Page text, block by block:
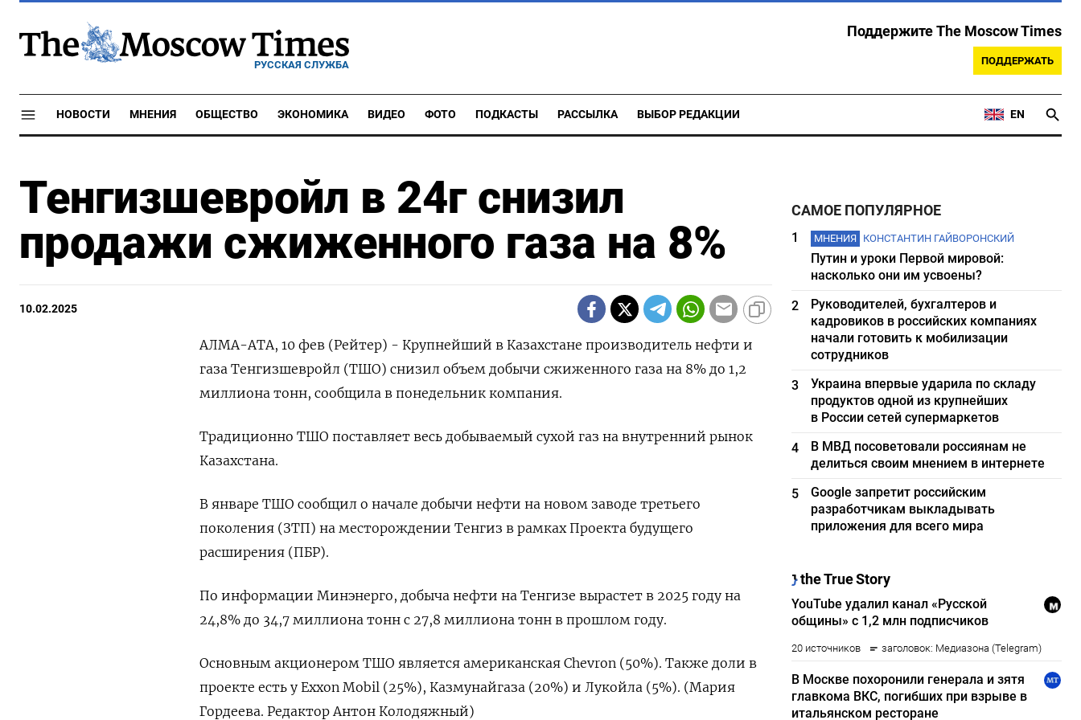
РУССКАЯ СЛУЖБА
Поддержите The Moscow Times
ПОДДЕРЖАТЬ
НОВОСТИ МНЕНИЯ ОБЩЕСТВО ЭКОНОМИКА ВИДЕО ФОТО ПОДКАСТЫ РАССЫЛКА ВЫБОР РЕДАКЦИИ EN
Тенгизшевройл в 24г снизил
продажи сжиженного газа на 8%
10.02.2025
АЛМА-АТА, 10 фев (Рейтер) - Крупнейший в Казахстане производитель нефти и
газа Тенгизшевройл (ТШО) снизил объем добычи сжиженного газа на 8% до 1,2
миллиона тонн, сообщила в понедельник компания.
Традиционно ТШО поставляет весь добываемый сухой газ на внутренний рынок
Казахстана.
В январе ТШО сообщил о начале добычи нефти на новом заводе третьего
поколения (ЗТП) на месторождении Тенгиз в рамках Проекта будущего
расширения (ПБР).
По информации Минэнерго, добыча нефти на Тенгизе вырастет в 2025 году на
24,8% до 34,7 миллиона тонн с 27,8 миллиона тонн в прошлом году.
Основным акционером ТШО является американская Chevron (50%). Также доли в
проекте есть у Exxon Mobil (25%), Казмунайгаза (20%) и Лукойла (5%). (Мария
Гордеева. Редактор Антон Колодяжный)
САМОЕ ПОПУЛЯРНОЕ
1 МНЕНИЯ КОНСТАНТИН ГАЙВОРОНСКИЙ
Путин и уроки Первой мировой:
насколько они им усвоены?
2
Руководителей, бухгалтеров и
кадровиков в российских компаниях
начали готовить к мобилизации
сотрудников
3
Украина впервые ударила по складу
продуктов одной из крупнейших
в России сетей супермаркетов
4
В МВД посоветовали россиянам не
делиться своим мнением в интернете
5
Google запретит российским
разработчикам выкладывать
приложения для всего мира